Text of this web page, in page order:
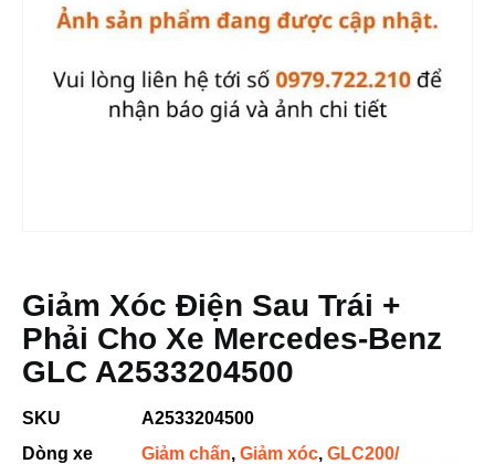
Giảm Xóc Điện Sau Trái +
Phải Cho Xe Mercedes-Benz
GLC A2533204500
SKU
A2533204500
Dòng xe
Giảm chấn, Giảm xóc, GLC200/